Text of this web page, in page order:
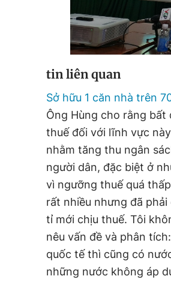
tin liên quan
Sở hữu 1 căn nhà trên
Ông Hùng cho rằng
thuế đối với lĩnh vực
nhằm tăng thu ngân
người dân, đặc biệt ở
vì ngưỡng thuế quá
rất nhiều nhưng đã
tỉ mới chịu thuế. Tôi
nêu vấn đề và phân
quốc tế thì cũng có
những nước không áp